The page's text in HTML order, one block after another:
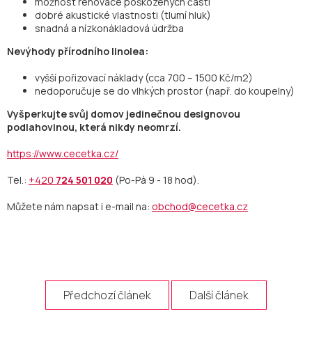
dobré akustické vlastnosti (tlumí hluk)
snadná a nízkonákladová údržba
Nevýhody přírodního linolea:
vyšší pořizovací náklady (cca 700 – 1500 Kč/m2)
nedoporučuje se do vlhkých prostor (např. do koupelny)
Vyšperkujte svůj domov jedinečnou designovou
podlahovinou, která nikdy neomrzí.
https://www.cecetka.cz/
Tel.: +420 724 501 020 (Po-Pá 9 - 18 hod).
Můžete nám napsat i e-mail na: obchod@cecetka.cz
Předchozí článek Další článek